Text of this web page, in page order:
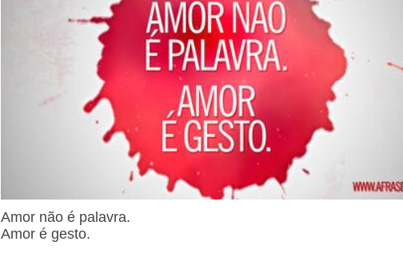
Amor não é palavra.
Amor é gesto.